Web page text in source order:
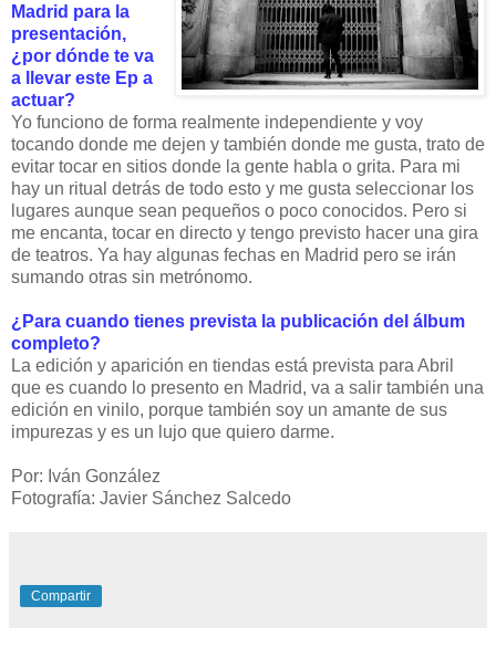
Madrid para la
presentación,
¿por dónde te va
a llevar este Ep a
actuar?
Yo funciono de forma realmente independiente y voy
tocando donde me dejen y también donde me gusta, trato de
evitar tocar en sitios donde la gente habla o grita. Para mi
hay un ritual detrás de todo esto y me gusta seleccionar los
lugares aunque sean pequeños o poco conocidos. Pero si
me encanta, tocar en directo y tengo previsto hacer una gira
de teatros. Ya hay algunas fechas en Madrid pero se irán
sumando otras sin metrónomo.
¿Para cuando tienes prevista la publicación del álbum
completo?
La edición y aparición en tiendas está prevista para Abril
que es cuando lo presento en Madrid, va a salir también una
edición en vinilo, porque también soy un amante de sus
impurezas y es un lujo que quiero darme.
Por: Iván González
Fotografía: Javier Sánchez Salcedo
Compartir